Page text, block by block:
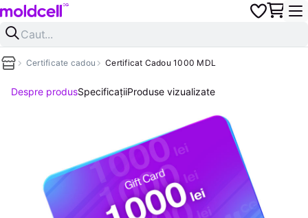
Certificate cadou Certificat Cadou 1000 MDL
Despre produsSpecificațiiProduse vizualizate